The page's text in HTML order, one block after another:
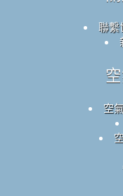
聯繫
空